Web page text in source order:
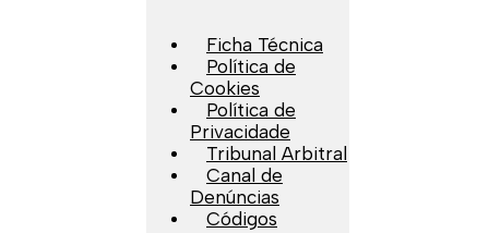
Ficha Técnica
Política de
Cookies
Política de
Privacidade
Tribunal Arbitral
Canal de
Denúncias
Códigos